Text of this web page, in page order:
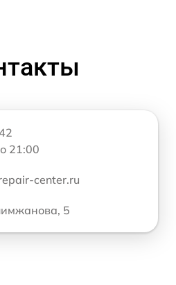
21:00
center.ru
5